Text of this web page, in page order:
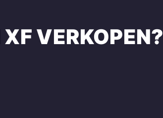
XF VERKOPEN?